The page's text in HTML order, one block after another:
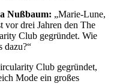
Nußbaum: „Marie-Lune,
vor drei Jahren den The
Club gegründet. Wie
dazu?“
Club gegründet,
Mode ein großes